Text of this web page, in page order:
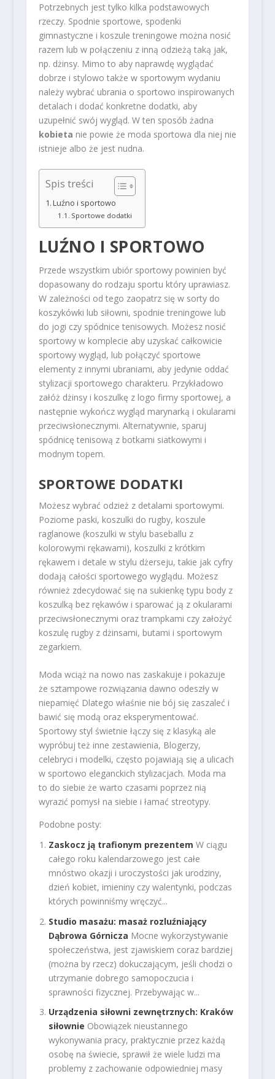
Potrzebnych jest tylko kilka podstawowych
rzeczy. Spodnie sportowe, spodenki
gimnastyczne i koszule treningowe można nosić
razem lub w połączeniu z inną odzieżą taką jak,
np. dżinsy. Mimo to aby naprawdę wyglądać
dobrze i stylowo także w sportowym wydaniu
należy wybrać ubrania o sportowo inspirowanych
detalach i dodać konkretne dodatki, aby
uzupełnić swój wygląd. W ten sposób żadna
kobieta nie powie że moda sportowa dla niej nie
istnieje albo że jest nudna.
Spis treści
Luźno i sportowo
Sportowe dodatki
LUŹNO I SPORTOWO
Przede wszystkim ubiór sportowy powinien być
dopasowany do rodzaju sportu który uprawiasz.
W zależności od tego zaopatrz się w sorty do
koszykówki lub siłowni, spodnie treningowe lub
do jogi czy spódnice tenisowych. Możesz nosić
sportowy w komplecie aby uzyskać całkowicie
sportowy wygląd, lub połączyć sportowe
elementy z innymi ubraniami, aby jedynie oddać
stylizacji sportowego charakteru. Przykładowo
załóż dżinsy i koszulkę z logo firmy sportowej, a
następnie wykończ wygląd marynarką i okularami
przeciwsłonecznymi. Alternatywnie, sparuj
spódnicę tenisową z botkami siatkowymi i
modnym topem.
SPORTOWE DODATKI
Możesz wybrać odzież z detalami sportowymi.
Poziome paski, koszulki do rugby, koszule
raglanowe (koszulki w stylu baseballu z
kolorowymi rękawami), koszulki z krótkim
rękawem i detale w stylu dżerseju, takie jak cyfry
dodają całości sportowego wyglądu. Możesz
również zdecydować się na sukienkę typu body z
koszulką bez rękawów i sparować ją z okularami
przeciwsłonecznymi oraz trampkami czy założyć
koszulę rugby z dżinsami, butami i sportowym
zegarkiem.
Moda wciąż na nowo nas zaskakuje i pokazuje
że sztampowe rozwiązania dawno odeszły w
niepamięć Dlatego właśnie nie bój się zaszaleć i
bawić się modą oraz eksperymentować.
Sportowy styl świetnie łączy się z klasyką ale
wypróbuj też inne zestawienia, Blogerzy,
celebryci i modelki, często pojawiają się a ulicach
w sportowo eleganckich stylizacjach. Moda ma
to do siebie że warto czasami poprzez nią
wyrazić pomysł na siebie i łamać streotypy.
Podobne posty:
Zaskocz ją trafionym prezentem W ciągu
całego roku kalendarzowego jest całe
mnóstwo okazji i uroczystości jak urodziny,
dzień kobiet, imieniny czy walentynki, podczas
których powinniśmy wręczyć...
Studio masażu: masaż rozluźniający
Dąbrowa Górnicza Mocne wykorzystywanie
społeczeństwa, jest zjawiskiem coraz bardziej
(można by rzecz) dokuczającym, jeśli chodzi o
utrzymanie dobrego samopoczucia i
sprawności fizycznej. Przebywając w...
Urządzenia siłowni zewnętrznych: Kraków
siłownie Obowiązek nieustannego
wykonywania pracy, praktycznie przez każdą
osobę na świecie, sprawił że wiele ludzi ma
problemy z zachowanie odpowiedniej masy